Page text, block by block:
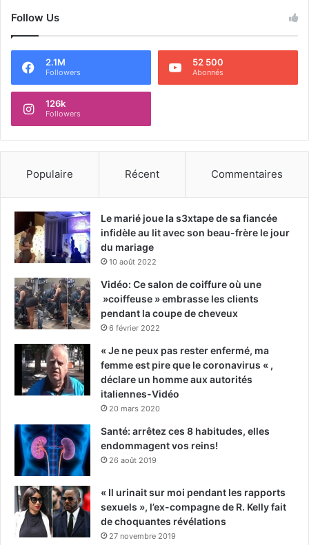
Follow Us
2.1M
Followers
52 500
Abonnés
126k
Followers
Populaire Récent Commentaires
Le marié joue la s3xtape de sa fiancée
infidèle au lit avec son beau-frère le jour
du mariage
10 août 2022
Vidéo: Ce salon de coiffure où une
»coiffeuse » embrasse les clients
pendant la coupe de cheveux
6 février 2022
« Je ne peux pas rester enfermé, ma
femme est pire que le coronavirus « ,
déclare un homme aux autorités
italiennes-Vidéo
20 mars 2020
Santé: arrêtez ces 8 habitudes, elles
endommagent vos reins!
26 août 2019
« Il urinait sur moi pendant les rapports
sexuels », l’ex-compagne de R. Kelly fait
de choquantes révélations
27 novembre 2019